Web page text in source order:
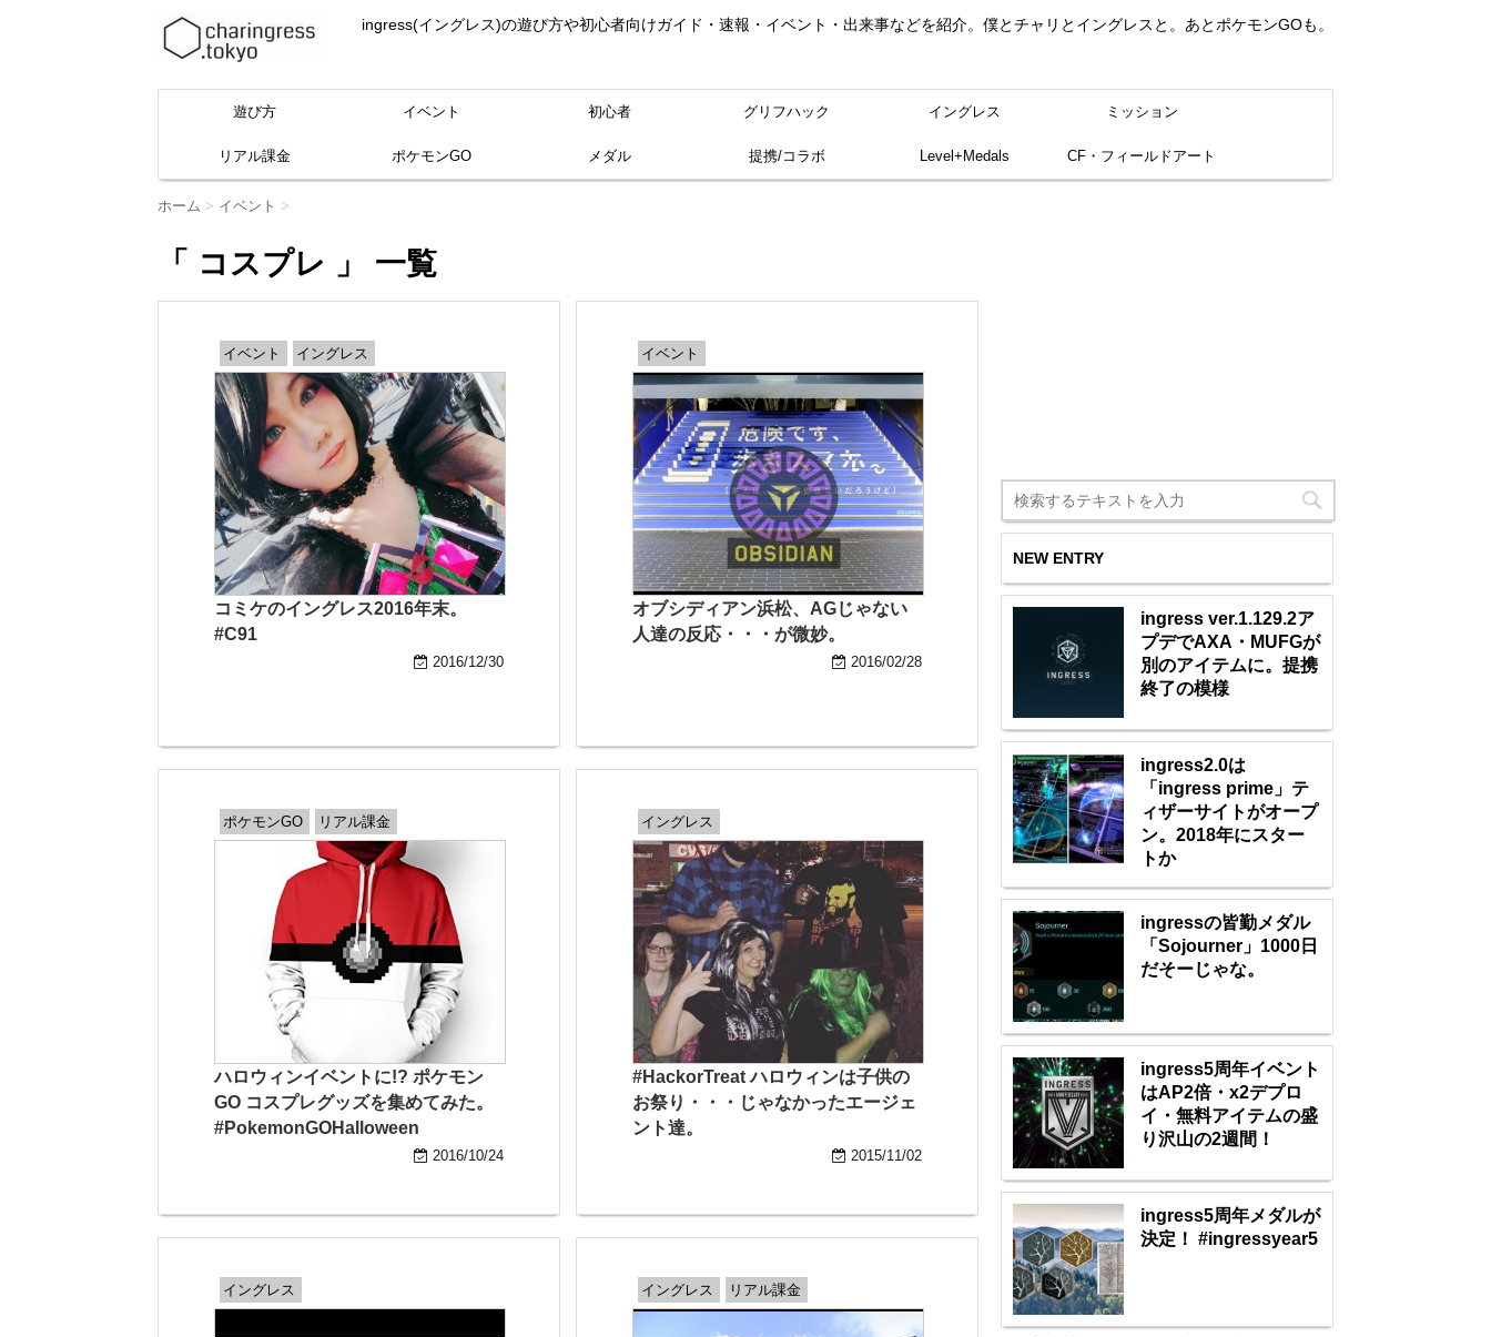
ingress(イングレス)の遊び方や初心者向けガイド・速報・イベント・出来事などを紹介。僕とチャリとイングレスと。あとポケモンGOも。
遊び方 イベント 初心者 グリフハック イングレス ミッション
リアル課金 ポケモンGO メダル 提携/コラボ Level+Medals CF・フィールドアート
ホーム > イベント >
「 コスプレ 」 一覧
イベント イングレス
コミケのイングレス2016年末。
#C91
2016/12/30
ポケモンGO リアル課金
ハロウィンイベントに!? ポケモン
GO コスプレグッズを集めてみた。
#PokemonGOHalloween
2016/10/24
イングレス
イベント
オブシディアン浜松、AGじゃない
人達の反応・・・が微妙。
2016/02/28
イングレス
#HackorTreat ハロウィンは子供の
お祭り・・・じゃなかったエージェ
ント達。
2015/11/02
イングレス リアル課金
NEW ENTRY
ingress ver.1.129.2ア
プデでAXA・MUFGが
別のアイテムに。提携
終了の模様
ingress2.0は
「ingress prime」テ
ィザーサイトがオープ
ン。2018年にスター
トか
ingressの皆勤メダル
「Sojourner」1000日
だそーじゃな。
ingress5周年イベント
はAP2倍・x2デプロ
イ・無料アイテムの盛
り沢山の2週間！
ingress5周年メダルが
決定！ #ingressyear5